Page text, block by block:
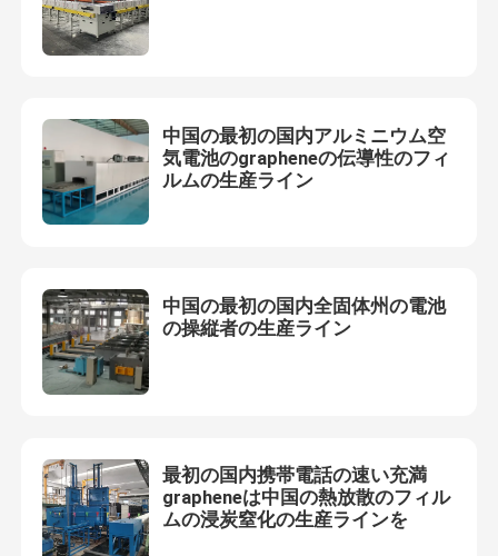
プロダクト
工場旅行
品質管理
中国の最初の国内アルミニウム空
気電池のgrapheneの伝導性のフィ
ルムの生産ライン
中国の最初の国内全固体州の電池
の操縦者の生産ライン
最初の国内携帯電話の速い充満
grapheneは中国の熱放散のフィル
ムの浸炭窒化の生産ラインを